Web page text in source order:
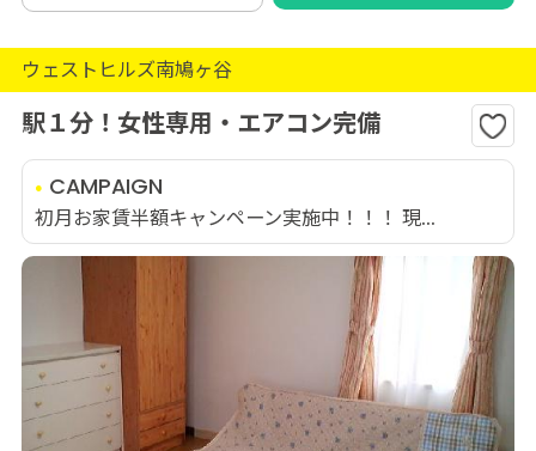
ウェストヒルズ南鳩ヶ谷
駅１分！女性専用・エアコン完備
CAMPAIGN
初月お家賃半額キャンペーン実施中！！！ 現...